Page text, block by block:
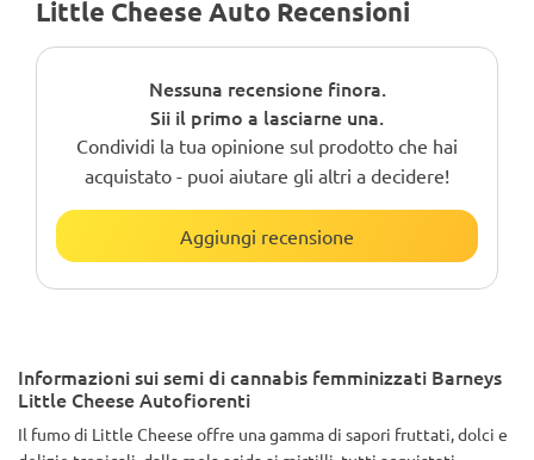
Little Cheese Auto Recensioni
Nessuna recensione finora.
Sii il primo a lasciarne una.
Condividi la tua opinione sul prodotto che hai
acquistato - puoi aiutare gli altri a decidere!
Aggiungi recensione
Informazioni sui semi di cannabis femminizzati Barneys
Little Cheese Autofiorenti
Il fumo di Little Cheese offre una gamma di sapori fruttati, dolci e